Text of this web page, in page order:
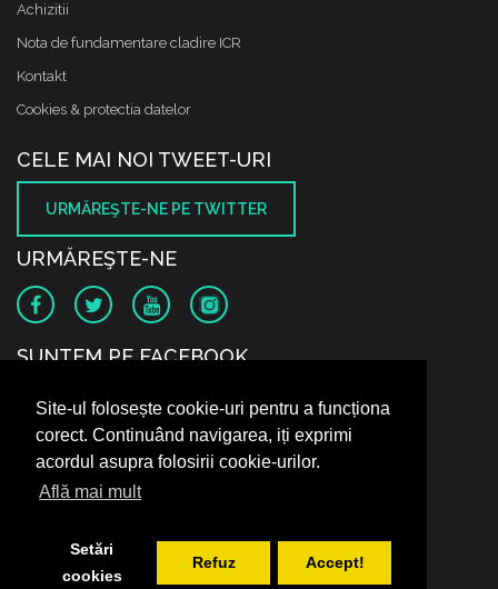
Site-ul folosește cookie-uri pentru a funcționa
corect. Continuând navigarea, iți exprimi
acordul asupra folosirii cookie-urilor.
Află mai mult
Setări
cookies
Refuz Accept!
Achizitii
Nota de fundamentare cladire ICR
Kontakt
Cookies & protectia datelor
CELE MAI NOI TWEET-URI
URMĂREŞTE-NE PE TWITTER
URMĂREŞTE-NE
SUNTEM PE FACEBOOK